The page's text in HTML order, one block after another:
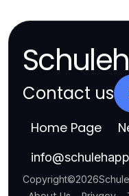
Contact us
Home Page
info@
Copyright©2026